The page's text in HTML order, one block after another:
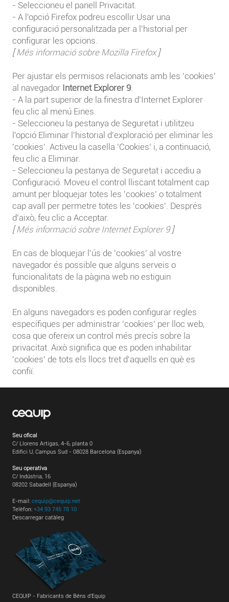
- Seleccioneu el panell Privacitat.
- A l'opció Firefox podreu escollir Usar una
configuració personalitzada per a l'historial per
configurar les opcions.
[Més informació sobre Mozilla Firefox]
Per ajustar els permisos relacionats amb les 'cookies'
al navegador Internet Explorer 9:
- A la part superior de la finestra d'Internet Explorer
feu clic al menú Eines.
- Seleccioneu la pestanya de Seguretat i utilitzeu
l'opció Eliminar l'historial d'exploració per eliminar les
'cookies'. Activeu la casella 'Cookies' i, a continuació,
feu clic a Eliminar.
- Seleccioneu la pestanya de Seguretat i accediu a
Configuració. Moveu el control lliscant totalment cap
amunt per bloquejar totes les 'cookies' o totalment
cap avall per permetre totes les 'cookies'. Després
d'això, feu clic a Acceptar.
[Més informació sobre Internet Explorer 9]
En cas de bloquejar l'ús de 'cookies' al vostre
navegador és possible que alguns serveis o
funcionalitats de la pàgina web no estiguin
disponibles.
En alguns navegadors es poden configurar regles
específiques per administrar 'cookies' per lloc web,
cosa que ofereix un control més precís sobre la
privacitat. Això significa que es poden inhabilitar
'cookies' de tots els llocs tret d'aquells en què es
confiï.
Seu ofical
C/ Llorens Artigas, 4-6, planta 0
Edifici U, Campus Sud - 08028 Barcelona (Espanya)
Seu operativa
C/ Indústria, 16
08202 Sabadell (Espanya)
E-mail:cequip@cequip.net
Telèfon:+34 93 745 78 10
Descarregar catàleg
CEQUIP - Fabricants de Béns d'Equip